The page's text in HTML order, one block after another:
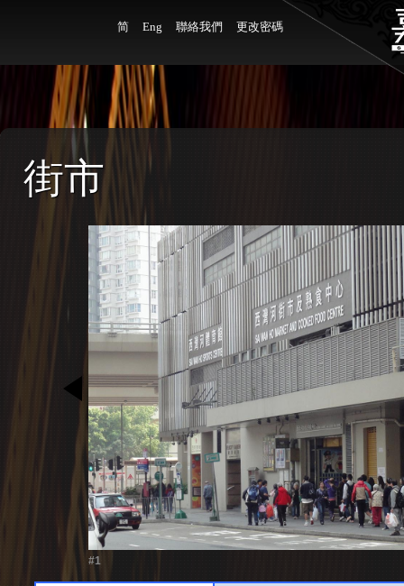
简 Eng 聯絡我們 更改密碼
街市
#1